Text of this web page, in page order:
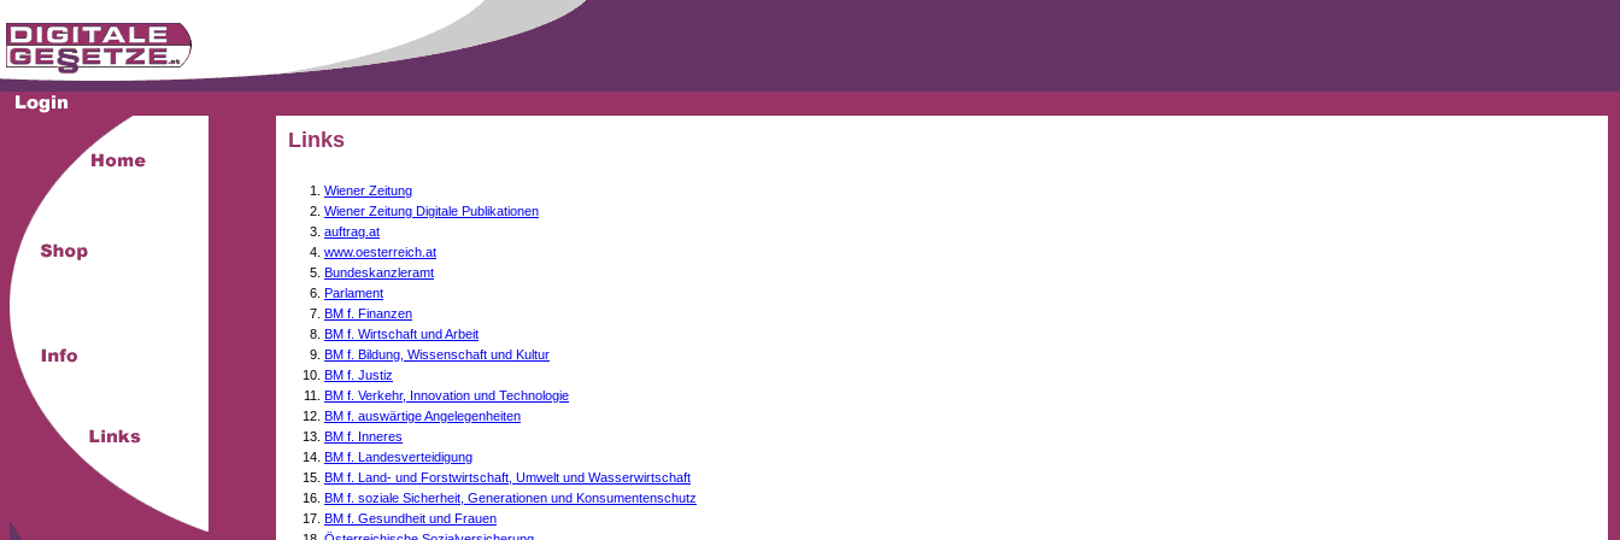
Links
Wiener Zeitung
Wiener Zeitung Digitale Publikationen
auftrag.at
www.oesterreich.at
Bundeskanzleramt
Parlament
BM f. Finanzen
BM f. Wirtschaft und Arbeit
BM f. Bildung, Wissenschaft und Kultur
BM f. Justiz
BM f. Verkehr, Innovation und Technologie
BM f. auswärtige Angelegenheiten
BM f. Inneres
BM f. Landesverteidigung
BM f. Land- und Forstwirtschaft, Umwelt und Wasserwirtschaft
BM f. soziale Sicherheit, Generationen und Konsumentenschutz
BM f. Gesundheit und Frauen